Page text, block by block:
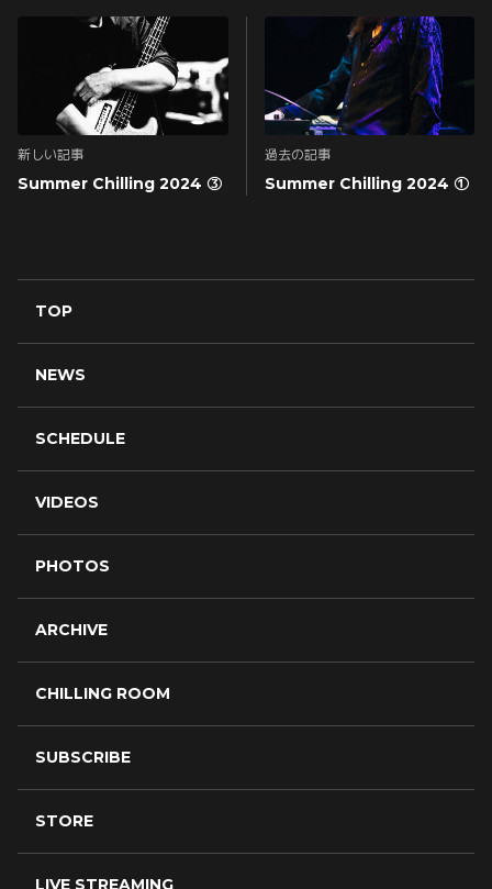
新しい記事
Summer Chilling 2024 ③
過去の記事
Summer Chilling 2024 ①
TOP
NEWS
SCHEDULE
VIDEOS
PHOTOS
ARCHIVE
CHILLING ROOM
SUBSCRIBE
STORE
LIVE STREAMING